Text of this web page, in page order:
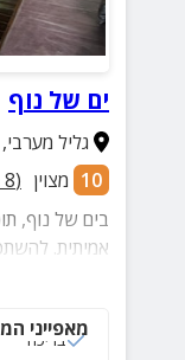
ים של נוף
גליל מערבי,
10 מצוין (
8
בים של נוף,
אמיתית.
מאפייני
בריכה